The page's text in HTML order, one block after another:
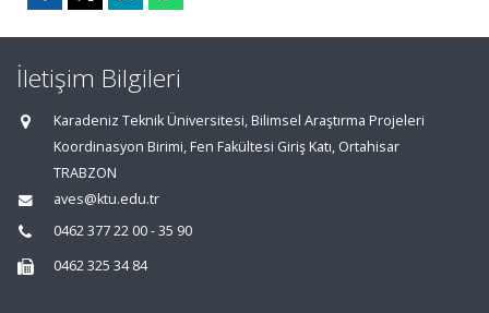
İletişim Bilgileri
Karadeniz Teknik Üniversitesi, Bilimsel Araştırma Projeleri
Koordinasyon Birimi, Fen Fakültesi Giriş Katı, Ortahisar
TRABZON
aves@ktu.edu.tr
0462 377 22 00 - 35 90
0462 325 34 84